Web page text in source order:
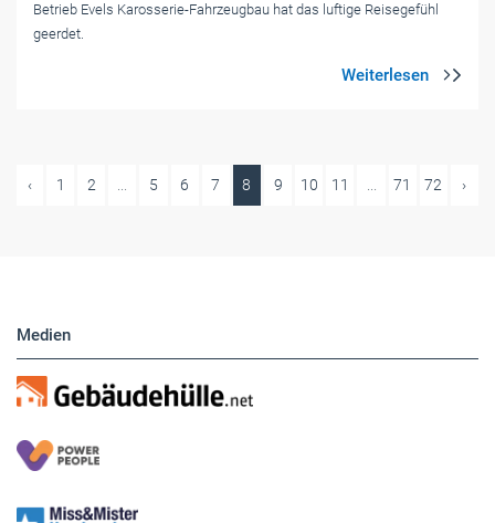
Betrieb Evels Karosserie-Fahrzeugbau hat das luftige Reisegefühl
geerdet.
‹ 1 2 ... 5 6 7 8 9 10 11 ... 71 72 ›
Medien